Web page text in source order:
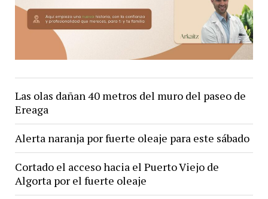
Las olas dañan 40 metros del muro del paseo de
Ereaga
Alerta naranja por fuerte oleaje para este sábado
Cortado el acceso hacia el Puerto Viejo de
Algorta por el fuerte oleaje